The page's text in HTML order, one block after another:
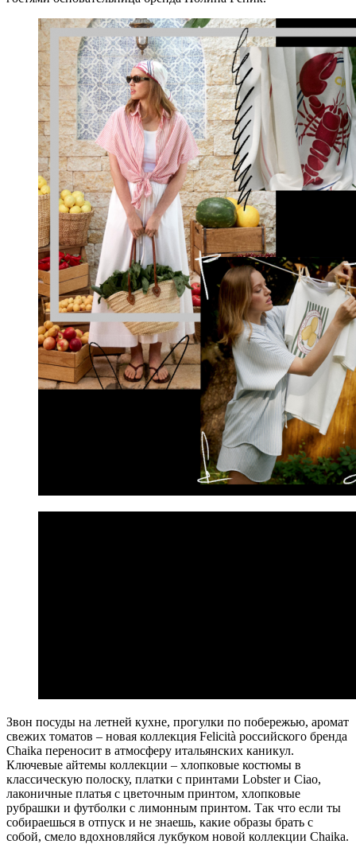
Звон посуды на летней кухне, прогулки по побережью, аромат
свежих томатов – новая коллекция Felicità российского бренда
Chaika переносит в атмосферу итальянских каникул.
Ключевые айтемы коллекции – хлопковые костюмы в
классическую полоску, платки с принтами Lobster и Ciao,
лаконичные платья с цветочным принтом, хлопковые
рубрашки и футболки с лимонным принтом. Так что если ты
собираешься в отпуск и не знаешь, какие образы брать с
собой, смело вдохновляйся лукбуком новой коллекции Chaika.